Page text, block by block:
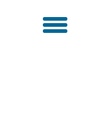
toggle
menu